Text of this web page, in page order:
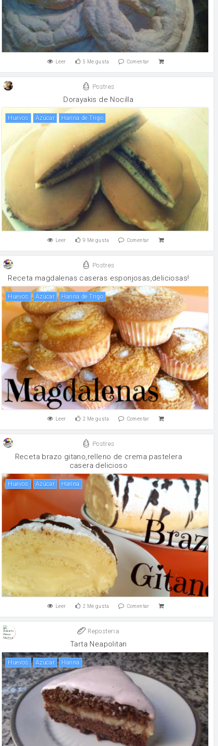
Leer 5 Me gusta Comentar
Postres
Dorayakis de Nocilla
huevos Azúcar Harina de Trigo
Leer 9 Me gusta Comentar
Postres
Receta magdalenas caseras esponjosas,deliciosas!
huevos Azúcar Harina de Trigo
Leer 2 Me gusta Comentar
Postres
Receta brazo gitano,relleno de crema pastelera
casera delicioso
huevos Azúcar harina
Leer 2 Me gusta Comentar
Reposteria
Tarta Neapolitan
huevos Azúcar harina